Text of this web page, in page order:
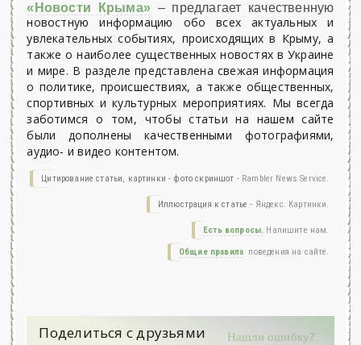
«Новости Крыма» – предлагает качественную
новостную информацию обо всех актуальных и
увлекательных событиях, происходящих в Крыму, а
также о наиболее существенных новостях в Украине
и мире. В разделе представлена свежая информация
о политике, происшествиях, а также общественных,
спортивных и культурных мероприятиях. Мы всегда
заботимся о том, чтобы статьи на нашем сайте
были дополнены качественными фотографиями,
аудио- и видео контентом.
Цитирование статьи, картинки - фото скриншот - Rambler News Service.
Иллюстрация к статье - Яндекс. Картинки.
Есть вопросы. Напишите нам.
Общие правила поведения на сайте.
Поделиться с друзьями Нашли ошибку?